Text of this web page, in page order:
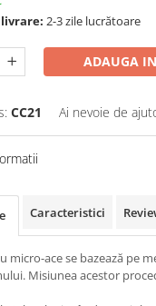
2-3 zile lucrătoare
ADAUGA
CC21 Ai nevoie de
Caracteristici
micro-ace se bazează pe
Misiunea acestor